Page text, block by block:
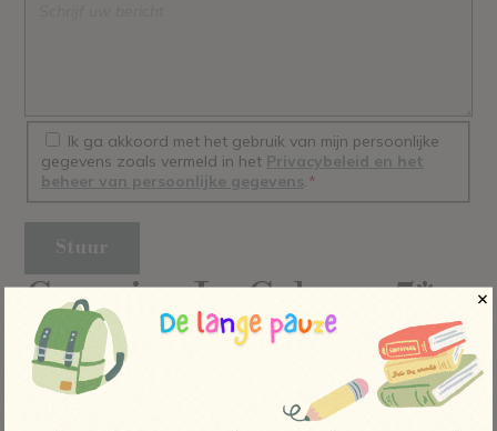
Ik ga akkoord met het gebruik van mijn persoonlijke
gegevens zoals vermeld in het Privacybeleid en het
beheer van persoonlijke gegevens.*
Camping Le Calypso 5*
in Torreilles:
contact en ligging